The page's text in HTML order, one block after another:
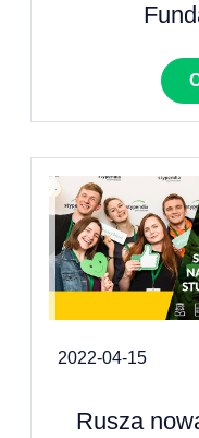
2022-04-15
Rusza